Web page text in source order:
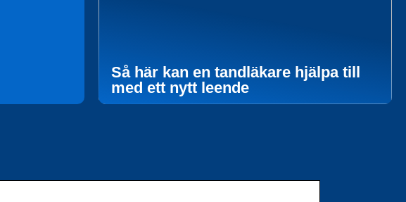
Så här kan en tandläkare hjälpa till
med ett nytt leende